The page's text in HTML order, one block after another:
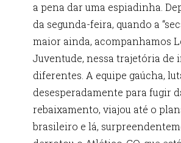
a pena dar uma espiadinha.
da segunda-feira, quando a
maior ainda, acompanhamos
Juventude, nessa trajetória de
diferentes. A equipe gaúcha,
desesperadamente para fugir
rebaixamento, viajou até o
brasileiro e lá,